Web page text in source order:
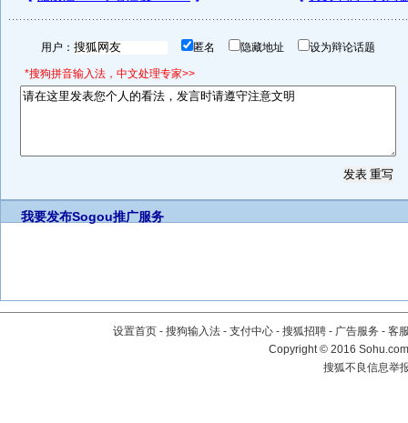
用户： 匿名 隐藏地址 设为辩论话题
*搜狗拼音输入法，中文处理专家>>
我要发布Sogou推广服务
设置首页 - 搜狗输入法 - 支付中心 - 搜狐招聘 - 广告服务 - 客
Copyright©2016
搜狐不良信息举